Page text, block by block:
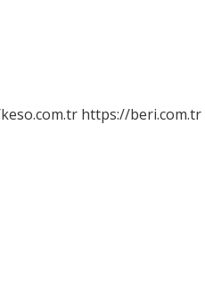
https://beri.com.tr